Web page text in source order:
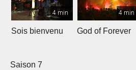
4 min
Sois bienvenu
4 min
God of Forever
Saison 7